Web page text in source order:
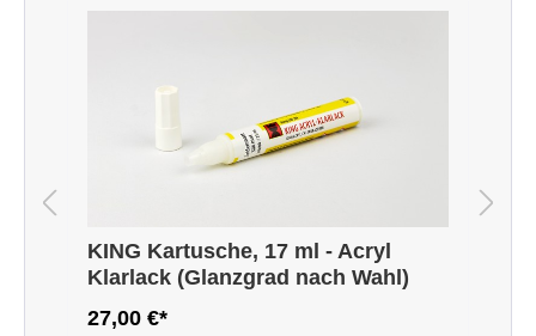
KING Kartusche, 17 ml - Acryl
Klarlack (Glanzgrad nach Wahl)
27,00 €*